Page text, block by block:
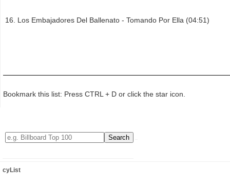
Los Embajadores Del Ballenato - Tomando Por Ella (04:51)
Bookmark this list: Press CTRL + D or click the star icon.
cyList